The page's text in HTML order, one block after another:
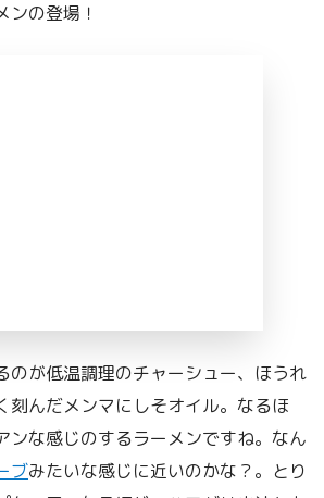
ンの登場！
のが低温調理のチャーシュー、ほうれ
刻んだメンマにしそオイル。なるほ
ンな感じのするラーメンですね。なん
ブみたいな感じに近いのかな？。とり